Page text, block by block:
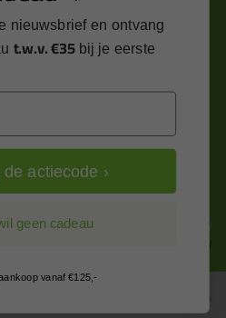
Alle prijzen zijn in EURO en excl. 21% BTW
wijzig naar incl. BTW
nieuwsbrief en ontvang
t.w.v. €35 bij je eerste
actiecode ›
geen cadeau
vanaf €125,-